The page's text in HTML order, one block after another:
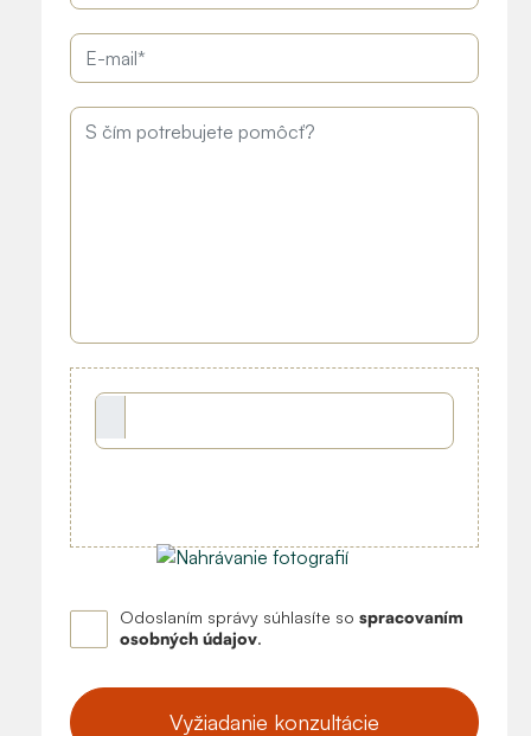
Odoslaním správy súhlasíte so spracovaním
osobných údajov.
Vyžiadanie konzultácie